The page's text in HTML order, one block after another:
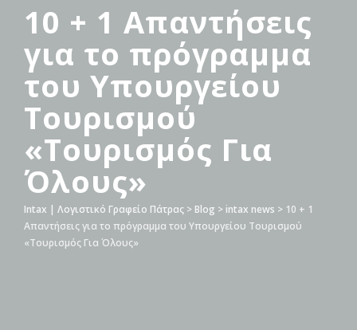
10 + 1 Απαντήσεις
για το πρόγραμμα
του Υπουργείου
Τουρισμού
«Τουρισμός Για
Όλους»
Intax | Λογιστικό Γραφείο Πάτρας > Blog > intax news > 10 + 1
Απαντήσεις για το πρόγραμμα του Υπουργείου Τουρισμού
«Τουρισμός Για Όλους»